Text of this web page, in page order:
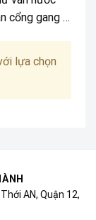
cổng gang …
lựa chọn
AN, Quận 12,